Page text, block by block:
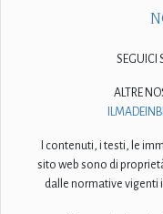
SEGUICI
ALTRE
I contenuti, i testi, le
sito web sono di
dalle normative vigenti